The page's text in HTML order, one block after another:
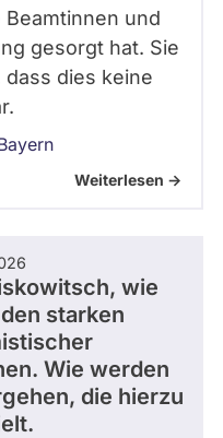
und
gesorgt hat. Sie
dies keine
Weiterlesen ->
wie
starken
Wie werden
die hierzu